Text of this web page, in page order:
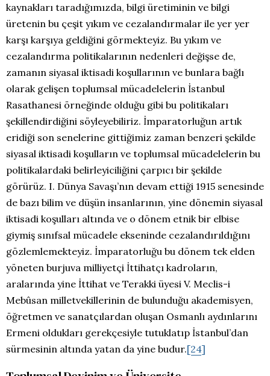
kaynakları taradığımızda, bilgi üretiminin ve bilgi
üretenin bu çeşit yıkım ve cezalandırmalar ile yer yer
karşı karşıya geldiğini görmekteyiz. Bu yıkım ve
cezalandırma politikalarının nedenleri değişse de,
zamanın siyasal iktisadi koşullarının ve bunlara bağlı
olarak gelişen toplumsal mücadelelerin İstanbul
Rasathanesi örneğinde olduğu gibi bu politikaları
şekillendirdiğini söyleyebiliriz. İmparatorluğun artık
eridiği son senelerine gittiğimiz zaman benzeri şekilde
siyasal iktisadi koşulların ve toplumsal mücadelelerin bu
politikalardaki belirleyiciliğini çarpıcı bir şekilde
görürüz. I. Dünya Savaşı’nın devam ettiği 1915 senesinde
de bazı bilim ve düşün insanlarının, yine dönemin siyasal
iktisadi koşulları altında ve o dönem etnik bir elbise
giymiş sınıfsal mücadele ekseninde cezalandırıldığını
gözlemlemekteyiz. İmparatorluğu bu dönem tek elden
yöneten burjuva milliyetçi İttihatçı kadroların,
aralarında yine İttihat ve Terakki üyesi V. Meclis-i
Mebûsan milletvekillerinin de bulunduğu akademisyen,
öğretmen ve sanatçılardan oluşan Osmanlı aydınlarını
Ermeni oldukları gerekçesiyle tutuklatıp İstanbul’dan
sürmesinin altında yatan da yine budur.[24]